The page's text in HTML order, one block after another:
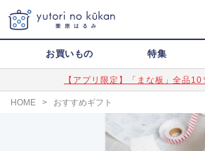
お買いもの 特集
【アプリ限定】「まな板」全品10
HOME > おすすめギフト